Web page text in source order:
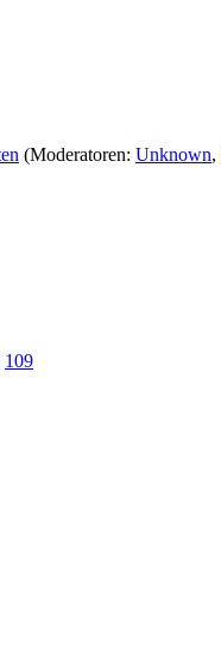
(Moderatoren: Unknown,
109